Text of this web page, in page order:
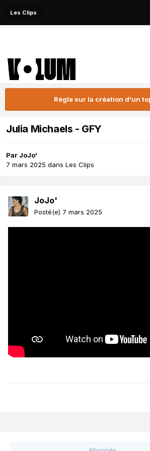
Les Clips
Règle sur la création d'un
Julia Michaels - GFY
Par JoJo'
7 mars 2025 dans Les Clips
JoJo'
Posté(e) 7 mars 2025